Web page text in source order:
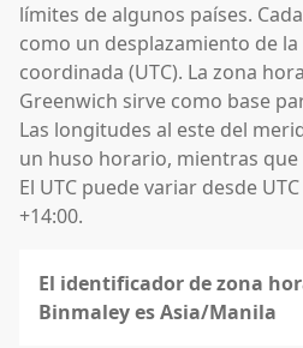
límites de algunos países.
como un desplazamiento de
coordinada (UTC). La zona
Greenwich sirve como base
Las longitudes al este del
un huso horario, mientras
El UTC puede variar desde
+14:00.
El identificador de zona
Binmaley es Asia/Manila